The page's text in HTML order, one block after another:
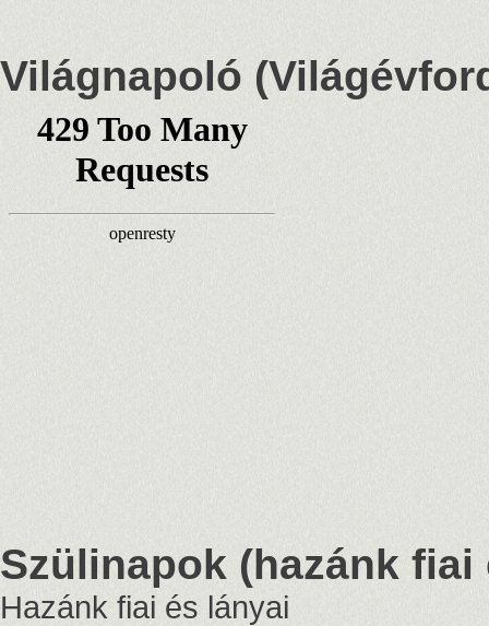
Világnapoló
Szülinapok (hazánk fiai
Hazánk fiai és lányai